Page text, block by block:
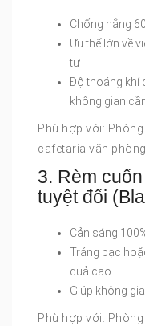
Chống nắng
Ưu thế lớn về
tư
Độ thoáng khí
không gian
Phù hợp với:
cafetaria văn phòng.
3. Rèm
tuyệt đối
Cản sáng
Tráng bạc
quả cao
Giúp không
Phù hợp với: